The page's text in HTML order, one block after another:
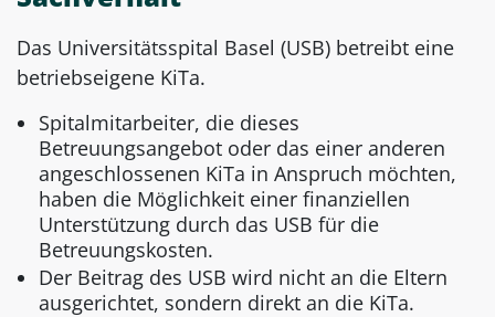
Das Universitätsspital Basel (USB) betreibt eine
betriebseigene KiTa.
Spitalmitarbeiter, die dieses
Betreuungsangebot oder das einer anderen
angeschlossenen KiTa in Anspruch möchten,
haben die Möglichkeit einer finanziellen
Unterstützung durch das USB für die
Betreuungskosten.
Der Beitrag des USB wird nicht an die Eltern
ausgerichtet, sondern direkt an die KiTa.